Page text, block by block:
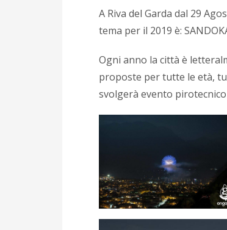
A Riva del Garda dal 29
tema per il 2019 è:
Ogni anno la città è
proposte per tutte le età,
svolgerà evento